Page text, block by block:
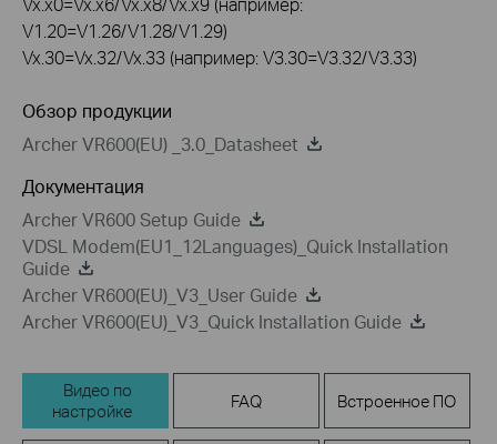
V1.20=V1.26/V1.28/V1.29)
Vx.30=Vx.32/Vx.33 (например: V3.30=V3.32/V3.33)
Обзор продукции
Archer VR600(EU) _3.0_Datasheet
Документация
Archer VR600 Setup Guide
VDSL Modem(EU1_12Languages)_Quick Installation
Guide
Archer VR600(EU)_V3_User Guide
Archer VR600(EU)_V3_Quick Installation Guide
Видео по
настройке
FAQ Встроенное ПО